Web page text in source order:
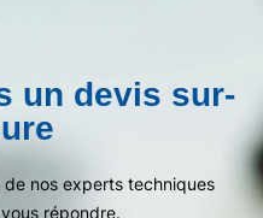
un devis sur-
nos experts techniques
répondre.